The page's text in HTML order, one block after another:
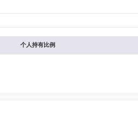
个人持有比例